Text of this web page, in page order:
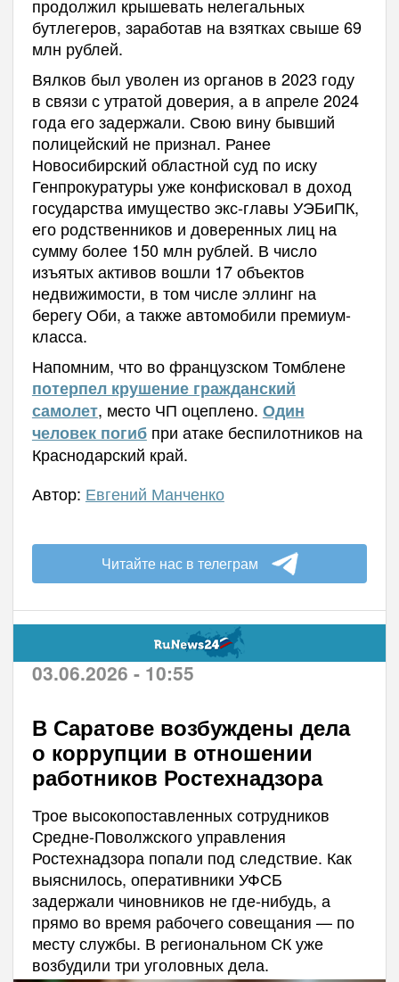
продолжил крышевать нелегальных
бутлегеров, заработав на взятках свыше 69
млн рублей.
Вялков был уволен из органов в 2023 году
в связи с утратой доверия, а в апреле 2024
года его задержали. Свою вину бывший
полицейский не признал. Ранее
Новосибирский областной суд по иску
Генпрокуратуры уже конфисковал в доход
государства имущество экс-главы УЭБиПК,
его родственников и доверенных лиц на
сумму более 150 млн рублей. В число
изъятых активов вошли 17 объектов
недвижимости, в том числе эллинг на
берегу Оби, а также автомобили премиум-
класса.
Напомним, что во французском Томблене
потерпел крушение гражданский
самолет, место ЧП оцеплено. Один
человек погибпри атаке беспилотников на
Краснодарский край.
Автор: Евгений Манченко
Читайте нас в телеграм
03.06.2026 - 10:55
В Саратове возбуждены дела
о коррупции в отношении
работников Ростехнадзора
Трое высокопоставленных сотрудников
Средне-Поволжского управления
Ростехнадзора попали под следствие. Как
выяснилось, оперативники УФСБ
задержали чиновников не где-нибудь, а
прямо во время рабочего совещания — по
месту службы. В региональном СК уже
возбудили три уголовных дела.